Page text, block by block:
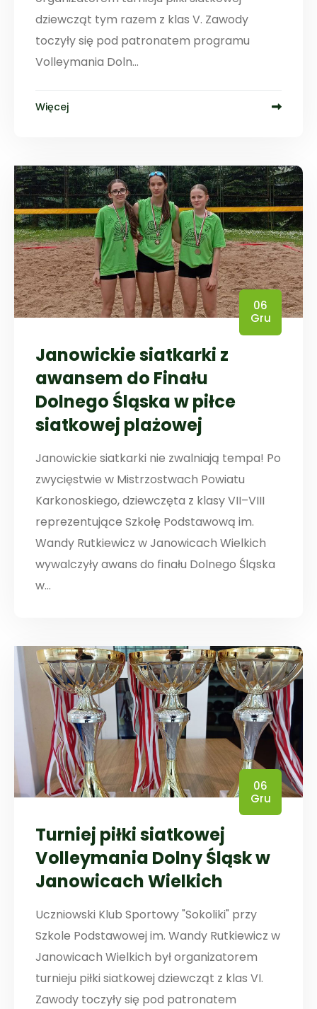
dziewcząt tym razem z klas V. Zawody
toczyły się pod patronatem programu
Volleymania Doln...
Więcej
06
Gru
Janowickie siatkarki z
awansem do Finału
Dolnego Śląska w piłce
siatkowej plażowej
Janowickie siatkarki nie zwalniają tempa! Po
zwycięstwie w Mistrzostwach Powiatu
Karkonoskiego, dziewczęta z klasy VII–VIII
reprezentujące Szkołę Podstawową im.
Wandy Rutkiewicz w Janowicach Wielkich
wywalczyły awans do finału Dolnego Śląska
w...
06
Gru
Turniej piłki siatkowej
Volleymania Dolny Śląsk w
Janowicach Wielkich
Uczniowski Klub Sportowy "Sokoliki" przy
Szkole Podstawowej im. Wandy Rutkiewicz w
Janowicach Wielkich był organizatorem
turnieju piłki siatkowej dziewcząt z klas VI.
Zawody toczyły się pod patronatem